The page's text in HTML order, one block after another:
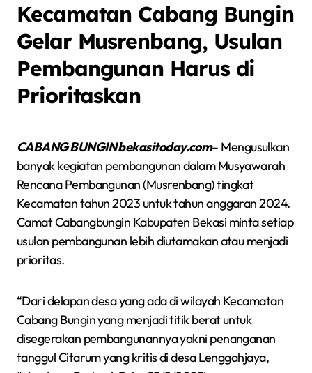
Kecamatan Cabang Bungin
Gelar Musrenbang, Usulan
Pembangunan Harus di
Prioritaskan
CABANG BUNGIN bekasitoday.com– Mengusulkan
banyak kegiatan pembangunan dalam Musyawarah
Rencana Pembangunan (Musrenbang) tingkat
Kecamatan tahun 2023 untuk tahun anggaran 2024.
Camat Cabangbungin Kabupaten Bekasi minta setiap
usulan pembangunan lebih diutamakan atau menjadi
prioritas.
“Dari delapan desa yang ada di wilayah Kecamatan
Cabang Bungin yang menjadi titik berat untuk
disegerakan pembangunannya yakni penanganan
tanggul Citarum yang kritis di desa Lenggahjaya,